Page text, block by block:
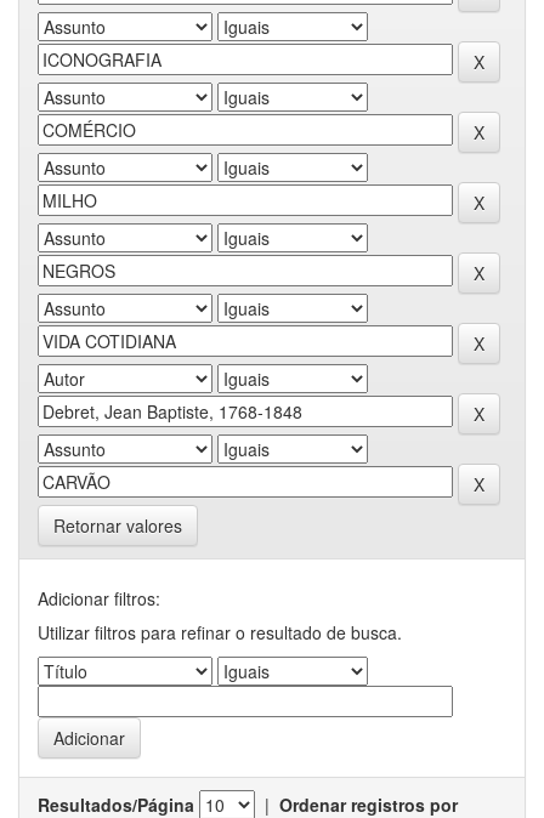
Retornar valores
Adicionar filtros:
Utilizar filtros para refinar o resultado de busca.
Resultados/Página | Ordenar registros por